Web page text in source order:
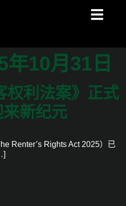
年10月31日
权利法案》正式
新纪元
Renter’s Rights Act 2025）已